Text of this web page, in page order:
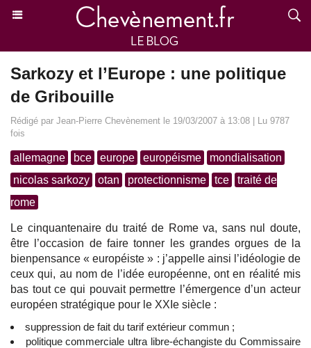
Sarkozy et l’Europe : une politique
de Gribouille
Rédigé par Jean-Pierre Chevènement le 19/03/2007 à 13:08 | Lu 9787
fois
allemagne bce europe européisme
mondialisation
nicolas sarkozy
otan protectionnisme tce
traité de
rome
Le cinquantenaire du traité de Rome va, sans nul doute,
être l’occasion de faire tonner les grandes orgues de la
bienpensance « européiste » : j’appelle ainsi l’idéologie de
ceux qui, au nom de l’idée européenne, ont en réalité mis
bas tout ce qui pouvait permettre l’émergence d’un acteur
européen stratégique pour le XXIe siècle :
suppression de fait du tarif extérieur commun ;
politique commerciale ultra libre-échangiste du Commissaire